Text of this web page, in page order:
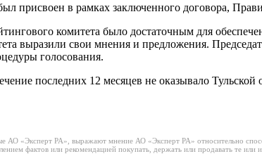
присвоен в рамках заключенного договора,
комитета было достаточным для
выразили свои мнения и предложения.
голосования.
последних 12 месяцев не оказывало Тульской
АО «Эксперт РА», выражают мнение АО «Эксперт РА» относительно
фактов или рекомендацией покупать, держать или продавать те